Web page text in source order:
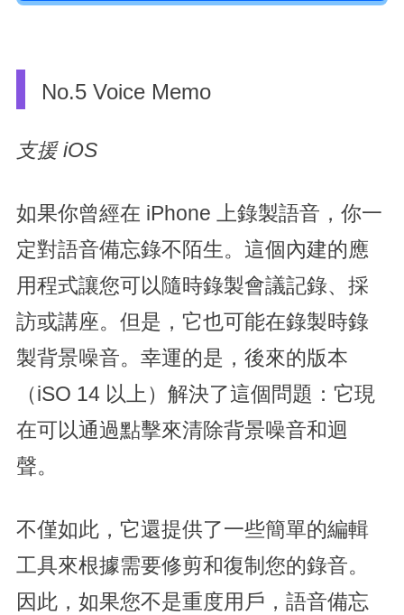
No.5 Voice Memo
支援 iOS
如果你曾經在 iPhone 上錄製語音，你一
定對語音備忘錄不陌生。這個內建的應
用程式讓您可以隨時錄製會議記錄、採
訪或講座。但是，它也可能在錄製時錄
製背景噪音。幸運的是，後來的版本
（iSO 14 以上）解決了這個問題：它現
在可以通過點擊來清除背景噪音和迴
聲。
不僅如此，它還提供了一些簡單的編輯
工具來根據需要修剪和復制您的錄音。
因此，如果您不是重度用戶，語音備忘